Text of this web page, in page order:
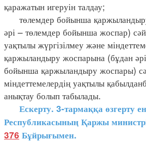
қаражатын игеруін талдау;
төлемдер бойынша
әрі – төлемдер бойынша жоспар)
уақтылы жүргізілмеу және
қаржыландыру жоспарына (бұдан
бойынша қаржыландыру жоспары)
міндеттемелердің уақтылы
анықтау болып табылады.
Ескерту. 3-тармаққа өзгерту
Республикасының Қаржы
376 Бұйрығымен.